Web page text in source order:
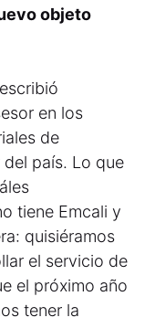
objeto
en los
de
país. Lo que
tiene Emcali y
quisiéramos
el servicio de
el próximo año
tener la